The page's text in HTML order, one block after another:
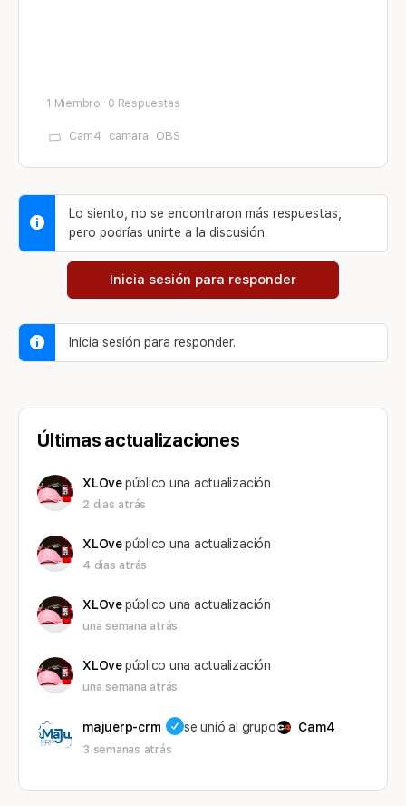
1 Miembro · 0 Respuestas
Cam4 camara OBS
Lo siento, no se encontraron más respuestas,
pero podrías unirte a la discusión.
Inicia sesión para responder
Inicia sesión para responder.
Últimas actualizaciones
XLOvepúblico una actualización
2 dias atrás
XLOvepúblico una actualización
4 dias atrás
XLOvepúblico una actualización
una semana atrás
XLOvepúblico una actualización
una semana atrás
majuerp-crm se unió al grupo Cam4
3 semanas atrás